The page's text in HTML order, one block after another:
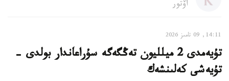
اۆتور
14:11, 09 تامىز 2026
تۇيەمدى 2 ميلليون تەڭگەگە سۇراعاندار بولدى -
تۇيەشى كەلىنشەك